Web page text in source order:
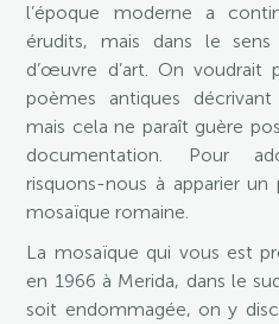
l’époque moderne a
érudits, mais dans le
d’œuvre d’art. On voudrait
poèmes antiques
mais cela ne paraît guère
documentation. Pour
risquons-nous à apparier
mosaïque romaine.
La mosaïque qui vous est
en 1966 à Merida, dans le
soit endommagée, on y